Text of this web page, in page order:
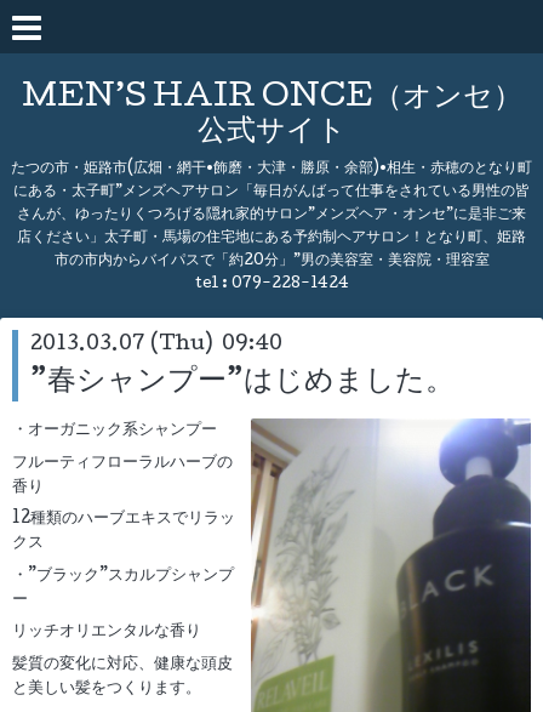
MEN’S HAIR ONCE（オンセ）
公式サイト
たつの市・姫路市(広畑・網干•飾磨・大津・勝原・余部)•相生・赤穂のとなり町
にある・太子町”メンズヘアサロン「毎日がんばって仕事をされている男性の皆
さんが、ゆったりくつろげる隠れ家的サロン”メンズヘア・オンセ”に是非ご来
店ください」太子町・馬場の住宅地にある予約制ヘアサロン！となり町、姫路
市の市内からバイパスで「約20分」”男の美容室・美容院・理容室
tel : 079-228-1424
2013.03.07 (Thu) 09:40
”春シャンプー”はじめました。
・オーガニック系シャンプー
フルーティフローラルハーブの
香り
12種類のハーブエキスでリラッ
クス
・”ブラック”スカルプシャンプ
ー
リッチオリエンタルな香り
髪質の変化に対応、健康な頭皮
と美しい髪をつくります。